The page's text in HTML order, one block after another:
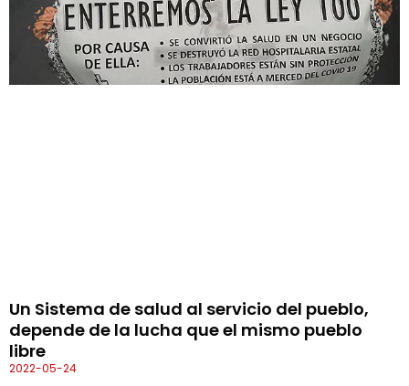
Un Sistema de salud al servicio del pueblo,
depende de la lucha que el mismo pueblo
libre
2022-05-24